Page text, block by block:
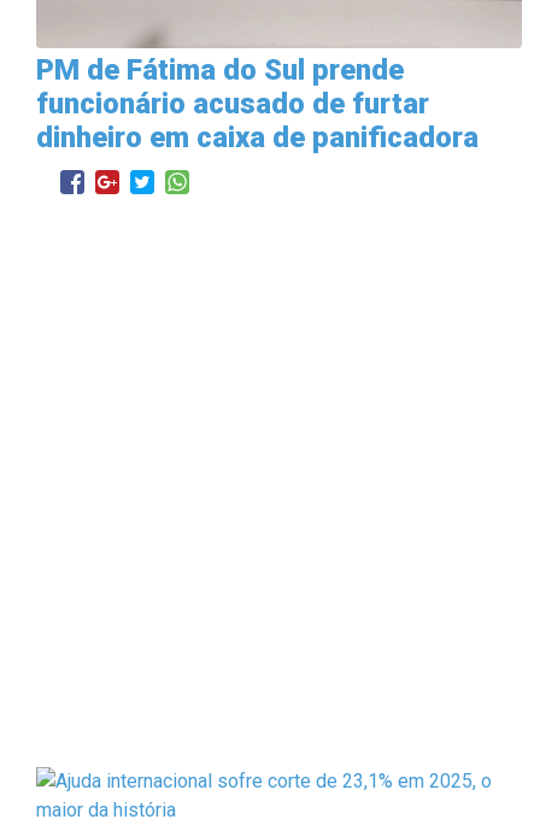
PM de Fátima do Sul prende
funcionário acusado de furtar
dinheiro em caixa de panificadora